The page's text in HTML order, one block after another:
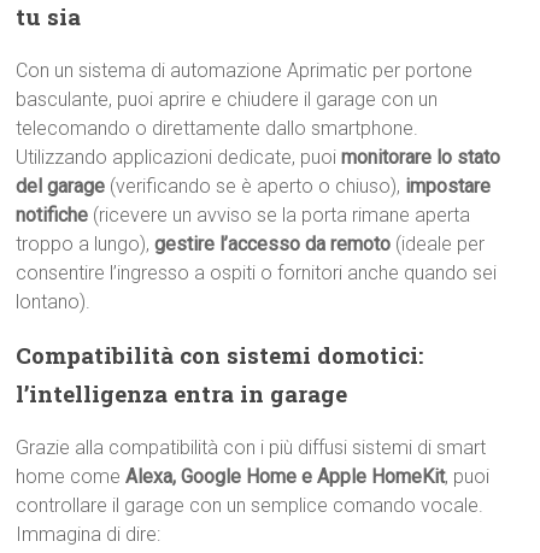
tu sia
Con un sistema di automazione Aprimatic per portone
basculante, puoi aprire e chiudere il garage con un
telecomando o direttamente dallo smartphone.
Utilizzando applicazioni dedicate, puoimonitorare lo stato
del garage (verificando se è aperto o chiuso), impostare
notifiche (ricevere un avviso se la porta rimane aperta
troppo a lungo),gestire l’accesso da remoto (ideale per
consentire l’ingresso a ospiti o fornitori anche quando sei
lontano).
Compatibilità con sistemi domotici:
l’intelligenza entra in garage
Grazie alla compatibilità con i più diffusi sistemi di smart
home comeAlexa, Google Home e Apple HomeKit, puoi
controllare il garage con un semplice comando vocale.
Immagina di dire: